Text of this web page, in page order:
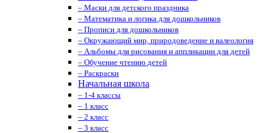
– Маски для детского праздника
– Математика и логика для дошкольников
– Прописи для дошкольников
– Окружающий мир, природоведение и валеология
– Альбомы для рисования и аппликации для детей
– Обучение чтению детей
– Раскраски
Начальная школа
– 1-4 классы
– 1 класс
– 2 класс
– 3 класс